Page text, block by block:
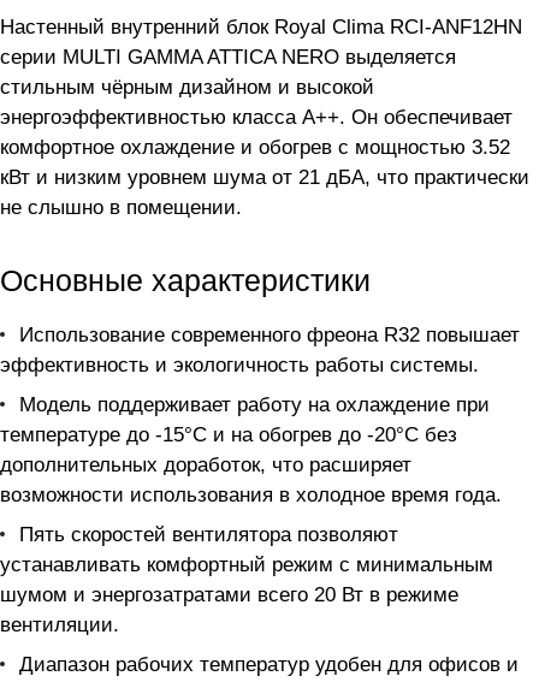
Настенный внутренний блок Royal Clima RCI-ANF12HN
серии MULTI GAMMA ATTICA NERO выделяется
стильным чёрным дизайном и высокой
энергоэффективностью класса A++. Он обеспечивает
комфортное охлаждение и обогрев с мощностью 3.52
кВт и низким уровнем шума от 21 дБА, что практически
не слышно в помещении.
Основные характеристики
Использование современного фреона R32 повышает
эффективность и экологичность работы системы.
Модель поддерживает работу на охлаждение при
температуре до -15°C и на обогрев до -20°C без
дополнительных доработок, что расширяет
возможности использования в холодное время года.
Пять скоростей вентилятора позволяют
устанавливать комфортный режим с минимальным
шумом и энергозатратами всего 20 Вт в режиме
вентиляции.
Диапазон рабочих температур удобен для офисов и